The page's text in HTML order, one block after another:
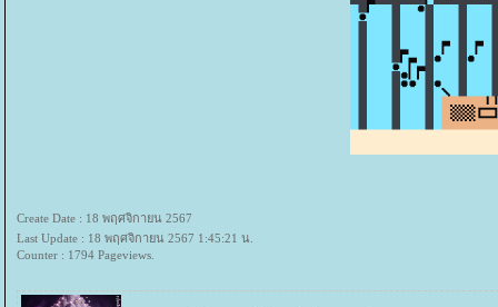
Create Date : 18 พฤศจิกายน 2567
Last Update : 18 พฤศจิกายน 2567 1:45:21 น.
Counter : 1794 Pageviews.